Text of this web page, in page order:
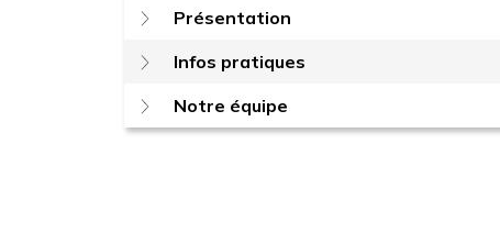
Présentation
Infos pratiques
Notre équipe